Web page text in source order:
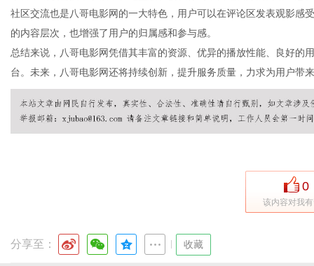
社区交流也是八哥电影网的一大特色，用户可以在评论区发表观影感
的内容层次，也增强了用户的归属感和参与感。
总结来说，八哥电影网凭借其丰富的资源、优异的播放性能、良好的
台。未来，八哥电影网还将持续创新，提升服务质量，力求为用户带
0
该内容对我
分享至： 收藏